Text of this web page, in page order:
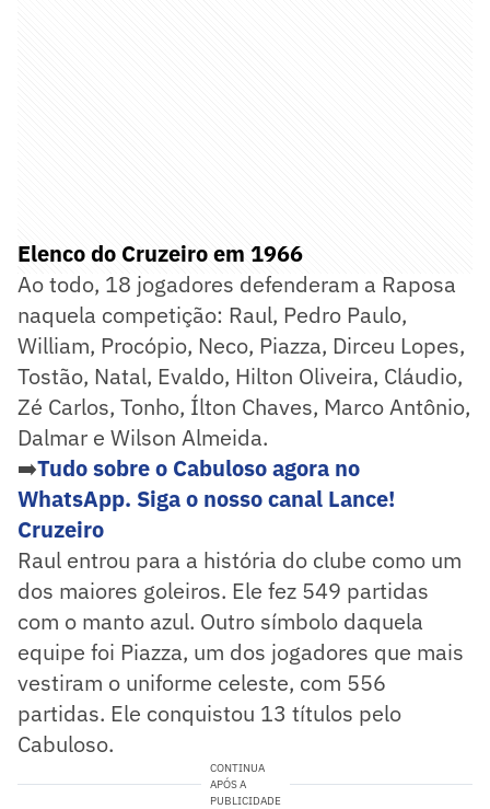
Elenco do Cruzeiro em 1966
Ao todo, 18 jogadores defenderam a Raposa
naquela competição: Raul, Pedro Paulo,
William, Procópio, Neco, Piazza, Dirceu Lopes,
Tostão, Natal, Evaldo, Hilton Oliveira, Cláudio,
Zé Carlos, Tonho, Ílton Chaves, Marco Antônio,
Dalmar e Wilson Almeida.
➡️Tudo sobre o Cabuloso agora no
WhatsApp. Siga o nosso canal Lance!
Cruzeiro
Raul entrou para a história do clube como um
dos maiores goleiros. Ele fez 549 partidas
com o manto azul. Outro símbolo daquela
equipe foi Piazza, um dos jogadores que mais
vestiram o uniforme celeste, com 556
partidas. Ele conquistou 13 títulos pelo
Cabuloso.
CONTINUA
APÓS A
PUBLICIDADE